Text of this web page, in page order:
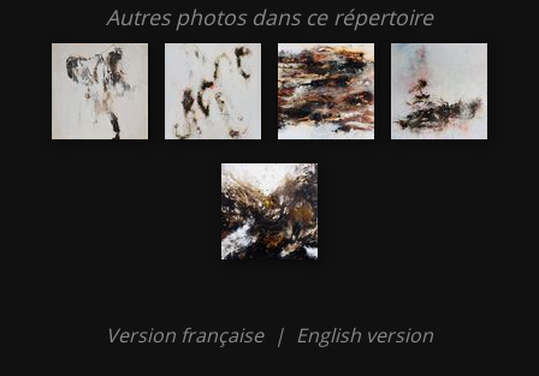
Autres photos dans ce répertoire
Version française | English version